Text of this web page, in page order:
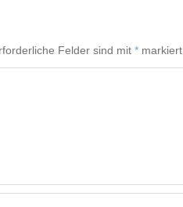
Felder sind mit * markiert